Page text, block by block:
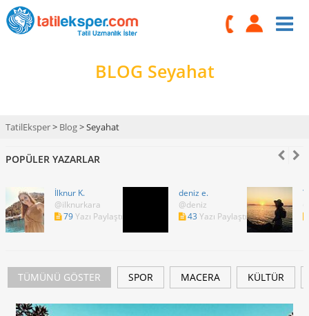
BLOG Seyahat
TatilEksper> Blog> Seyahat
POPÜLER YAZARLAR
İlknur K.
@ilknurkara
79Yazı Paylaştı
deniz e.
@deniz
43Yazı Paylaştı
TÜMÜNÜ GÖSTER SPOR MACERA KÜLTÜR